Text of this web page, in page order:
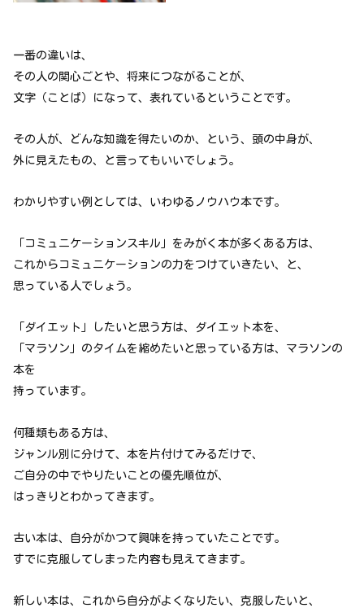
一番の違いは、
その人の関心ごとや、将来につながることが、
文字（ことば）になって、表れているということです。
その人が、どんな知識を得たいのか、という、頭の中身が、
外に見えたもの、と言ってもいいでしょう。
わかりやすい例としては、いわゆるノウハウ本です。
「コミュニケーションスキル」をみがく本が多くある方は、
これからコミュニケーションの力をつけていきたい、と、
思っている人でしょう。
「ダイエット」したいと思う方は、ダイエット本を、
「マラソン」のタイムを縮めたいと思っている方は、マラソンの
本を
持っています。
何種類もある方は、
ジャンル別に分けて、本を片付けてみるだけで、
ご自分の中でやりたいことの優先順位が、
はっきりとわかってきます。
古い本は、自分がかつて興味を持っていたことです。
すでに克服してしまった内容も見えてきます。
新しい本は、これから自分がよくなりたい、克服したいと、